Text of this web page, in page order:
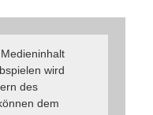
wird
des
dem